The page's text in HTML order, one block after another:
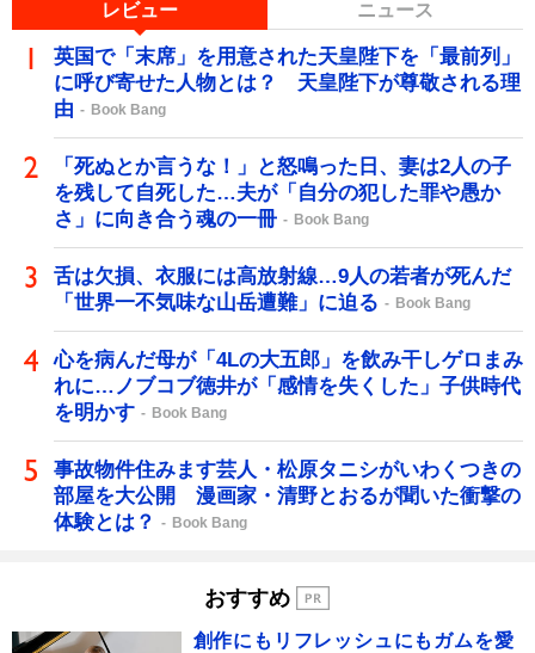
レビュー ニュース
英国で「末席」を用意された天皇陛下を「最前列」
に呼び寄せた人物とは？ 天皇陛下が尊敬される理
由
Book Bang
「死ぬとか言うな！」と怒鳴った日、妻は2人の子
を残して自死した…夫が「自分の犯した罪や愚か
さ」に向き合う魂の一冊
Book Bang
舌は欠損、衣服には高放射線…9人の若者が死んだ
「世界一不気味な山岳遭難」に迫る
Book Bang
心を病んだ母が「4Lの大五郎」を飲み干しゲロまみ
れに…ノブコブ徳井が「感情を失くした」子供時代
を明かす
Book Bang
事故物件住みます芸人・松原タニシがいわくつきの
部屋を大公開 漫画家・清野とおるが聞いた衝撃の
体験とは？
Book Bang
おすすめ
創作にもリフレッシュにもガムを愛